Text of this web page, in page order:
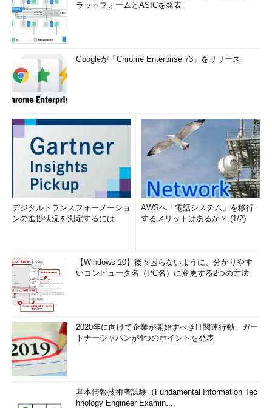
ラットフォームとASICを発表
Googleが「Chrome Enterprise 73」をリリース
デジタルトランスフォーメーショ
ンの進捗状況を測定するには
AWSへ「電話システム」を移行
するメリットはあるか？ (1/2)
【Windows 10】後々困らないように、分かりやす
いコンピュータ名（PC名）に変更する2つの方法
2020年に向けて企業が開始すべきIT関連行動、ガー
トナージャパンが4つのポイントを発表
基本情報技術者試験（Fundamental Information Tec
hnology Engineer Examin...